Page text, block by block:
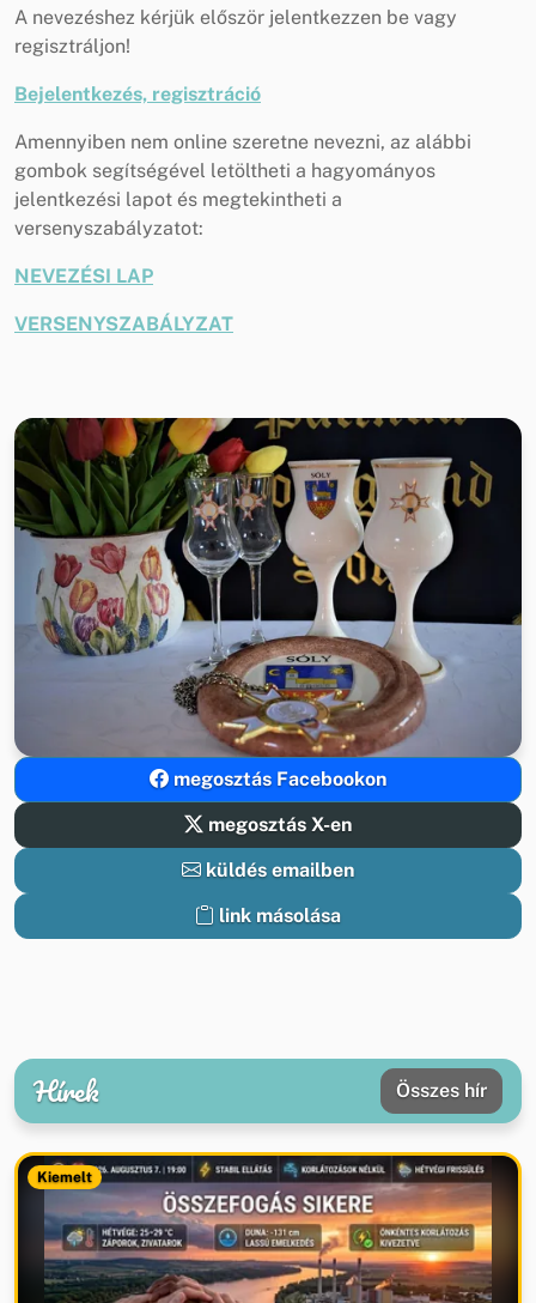
A nevezéshez kérjük először jelentkezzen be vagy
regisztráljon!
Bejelentkezés, regisztráció
Amennyiben nem online szeretne nevezni, az alábbi
gombok segítségével letöltheti a hagyományos
jelentkezési lapot és megtekintheti a
versenyszabályzatot:
NEVEZÉSI LAP
VERSENYSZABÁLYZAT
megosztás Facebookon
megosztás X-en
küldés emailben
link másolása
Hírek Összes hír
Kiemelt